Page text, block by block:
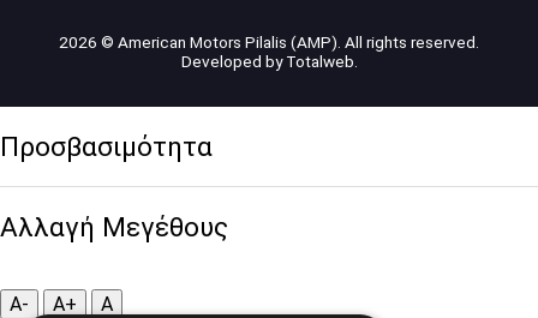
2026 © American Motors Pilalis (AMP). All rights reserved.
Developed byTotalweb
Προσβασιμότητα
Αλλαγή Μεγέθους
A- A+
A